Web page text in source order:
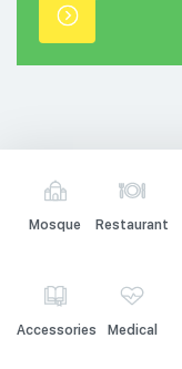
точки.
Mosque Restaurant
Accessories Medical